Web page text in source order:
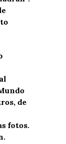
de
fotos.